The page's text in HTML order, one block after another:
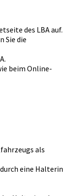
des LBA auf.
Sie die
beim Online-
als
eine Halterin